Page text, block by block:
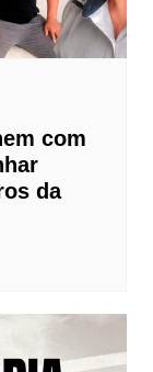
com
da